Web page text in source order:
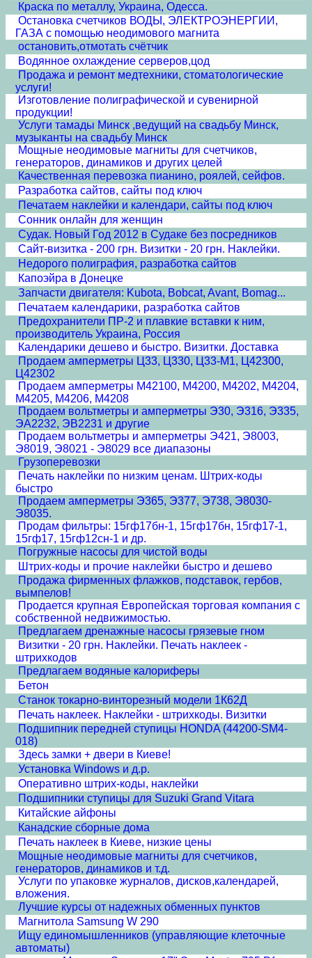
Краска по металлу, Украина, Одесса.
Остановка счетчиков ВОДЫ, ЭЛЕКТРОЭНЕРГИИ,
ГАЗА с помощью неодимового магнита
остановить,отмотать счётчик
Водянное охлаждение серверов,цод
Продажа и ремонт медтехники, стоматологические
услуги!
Изготовление полиграфической и сувенирной
продукции!
Услуги тамады Минск ,ведущий на свадьбу Минск,
музыканты на свадьбу Минск
Мощные неодимовые магниты для счетчиков,
генераторов, динамиков и других целей
Качественная перевозка пианино, роялей, сейфов.
Разработка сайтов, сайты под ключ
Печатаем наклейки и календари, сайты под ключ
Сонник онлайн для женщин
Судак. Новый Год 2012 в Судаке без посредников
Сайт-визитка - 200 грн. Визитки - 20 грн. Наклейки.
Недорого полиграфия, разработка сайтов
Капоэйра в Донецке
Запчасти двигателя: Kubota, Bobcat, Avant, Bomag...
Печатаем календарики, разработка сайтов
Предохранители ПР-2 и плавкие вставки к ним,
производитель Украина, Россия
Календарики дешево и быстро. Визитки. Доставка
Продаем амперметры Ц33, Ц330, Ц33-М1, Ц42300,
Ц42302
Продаем амперметры М42100, М4200, М4202, М4204,
М4205, М4206, М4208
Продаем вольтметры и амперметры Э30, Э316, Э335,
ЭА2232, ЭВ2231 и другие
Продаем вольтметры и амперметры Э421, Э8003,
Э8019, Э8021 - Э8029 все диапазоны
Грузоперевозки
Печать наклейки по низким ценам. Штрих-коды
быстро
Продаем амперметры Э365, Э377, Э738, Э8030-
Э8035.
Продам фильтры: 15гф17бн-1, 15гф17бн, 15гф17-1,
15гф17, 15гф12сн-1 и др.
Погружные насосы для чистой воды
Штрих-коды и прочие наклейки быстро и дешево
Продажа фирменных флажков, подставок, гербов,
вымпелов!
Продается крупная Европейская торговая компания с
собственной недвижимостью.
Предлагаем дренажные насосы грязевые гном
Визитки - 20 грн. Наклейки. Печать наклеек -
штрихкодов
Предлагаем водяные калориферы
Бетон
Станок токарно-винторезный модели 1К62Д
Печать наклеек. Наклейки - штрихкоды. Визитки
Подшипник передней ступицы HONDA (44200-SM4-
018)
Здесь замки + двери в Киеве!
Установка Windows и д.р.
Оперативно штрих-коды, наклейки
Подшипники ступицы для Suzuki Grand Vitara
Китайские айфоны
Канадские сборные дома
Печать наклеек в Киеве, низкие цены
Мощные неодимовые магниты для счетчиков,
генераторов, динамиков и т.д.
Услуги по упаковке журналов, дисков,календарей,
вложения.
Лучшие курсы от надежных обменных пунктов
Магнитола Samsung W 290
Ищу единомышленников (управляющие клеточные
автоматы)